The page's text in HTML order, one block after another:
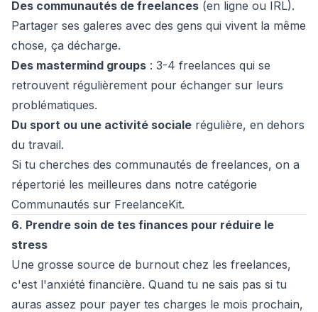
Des communautés de freelances (en ligne ou IRL).
Partager ses galeres avec des gens qui vivent la même
chose, ça décharge.
Des mastermind groups : 3-4 freelances qui se
retrouvent régulièrement pour échanger sur leurs
problématiques.
Du sport ou une activité sociale régulière, en dehors
du travail.
Si tu cherches des communautés de freelances, on a
répertorié les meilleures dans notre catégorie
Communautés sur FreelanceKit.
6. Prendre soin de tes finances pour réduire le
stress
Une grosse source de burnout chez les freelances,
c'est l'anxiété financière. Quand tu ne sais pas si tu
auras assez pour payer tes charges le mois prochain,